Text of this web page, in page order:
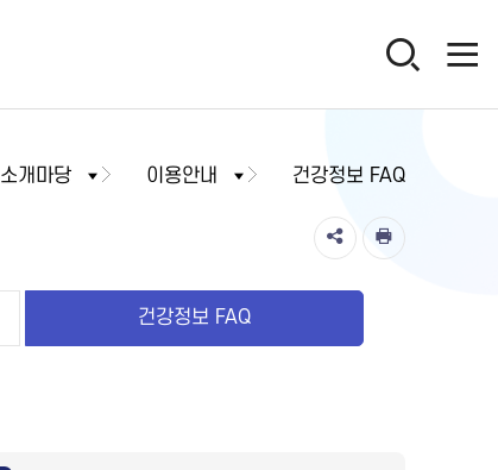
소개마당 이용안내 건강정보 FAQ
건강정보 FAQ